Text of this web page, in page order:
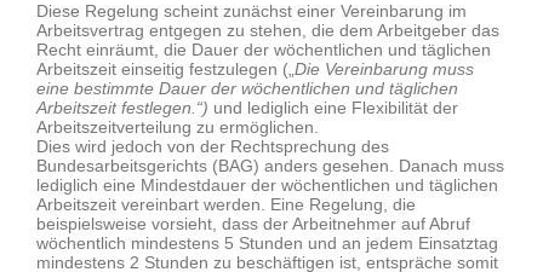
Diese Regelung scheint zunächst einer Vereinbarung im
Arbeitsvertrag entgegen zu stehen, die dem Arbeitgeber das
Recht einräumt, die Dauer der wöchentlichen und täglichen
Arbeitszeit einseitig festzulegen („Die Vereinbarung muss
eine bestimmte Dauer der wöchentlichen und täglichen
Arbeitszeit festlegen.“) und lediglich eine Flexibilität der
Arbeitszeitverteilung zu ermöglichen.
Dies wird jedoch von der Rechtsprechung des
Bundesarbeitsgerichts (BAG) anders gesehen. Danach muss
lediglich eine Mindestdauer der wöchentlichen und täglichen
Arbeitszeit vereinbart werden. Eine Regelung, die
beispielsweise vorsieht, dass der Arbeitnehmer auf Abruf
wöchentlich mindestens 5 Stunden und an jedem Einsatztag
mindestens 2 Stunden zu beschäftigen ist, entspräche somit